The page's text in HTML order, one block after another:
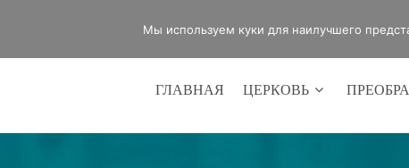
office@lifeinvictory.ru +7 950 189
ГЛАВНАЯ ЦЕРКОВЬ
Мы используем куки для наилучшего